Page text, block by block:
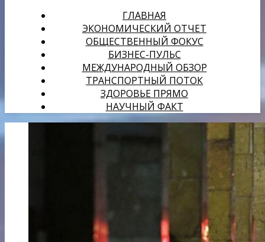
ГЛАВНАЯ
ЭКОНОМИЧЕСКИЙ ОТЧЕТ
ОБЩЕСТВЕННЫЙ ФОКУС
БИЗНЕС-ПУЛЬС
МЕЖДУНАРОДНЫЙ ОБЗОР
ТРАНСПОРТНЫЙ ПОТОК
ЗДОРОВЬЕ ПРЯМО
НАУЧНЫЙ ФАКТ